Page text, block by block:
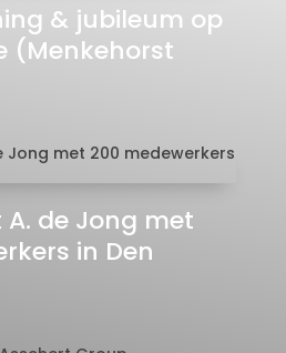
& jubileum op
(Menkehorst
A. de Jong met
in Den